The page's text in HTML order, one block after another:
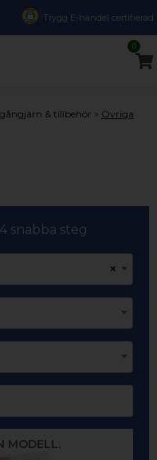
Trygg E-handel certifierad
0
& tillbehör » Övriga
snabba steg
×
MODELL.